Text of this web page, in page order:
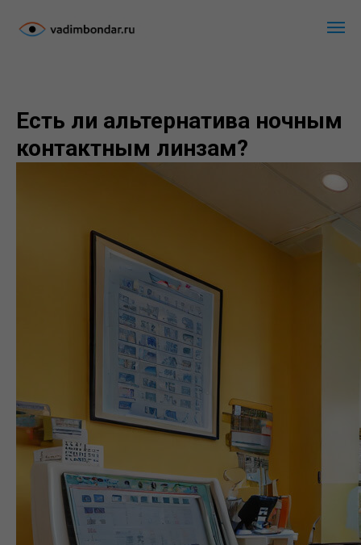
Есть ли альтернатива ночным
контактным линзам?